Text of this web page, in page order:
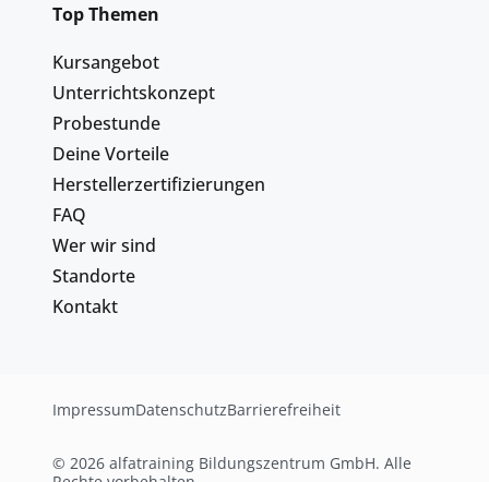
Top Themen
Kursangebot
Unterrichtskonzept
Probestunde
Deine Vorteile
Herstellerzertifizierungen
FAQ
Wer wir sind
Standorte
Kontakt
ImpressumDatenschutzBarrierefreiheit
© 2026 alfatraining Bildungszentrum GmbH. Alle